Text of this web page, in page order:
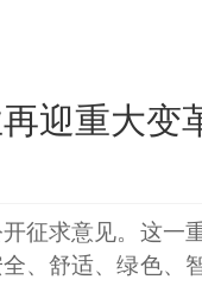
迎重大变
征求意见。这一
、舒适、绿色、